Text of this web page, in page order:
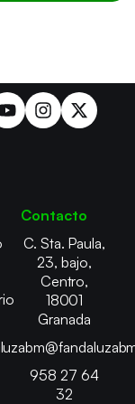
Contacto
C. Sta. Paula,
23, bajo,
Centro,
18001
Granada
958 27 64
32